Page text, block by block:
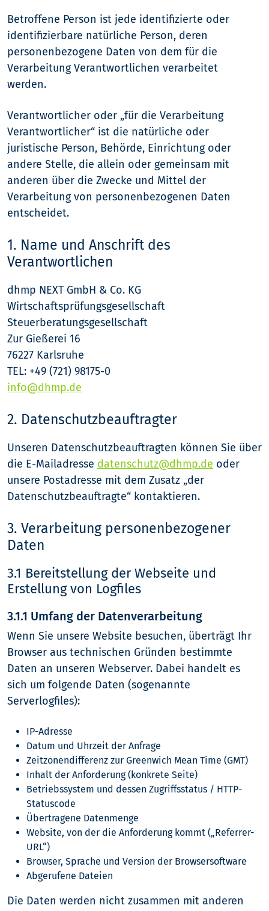
Betroffene Person ist jede identifizierte oder
identifizierbare natürliche Person, deren
personenbezogene Daten von dem für die
Verarbeitung Verantwortlichen verarbeitet
werden.
Verantwortlicher oder „für die Verarbeitung
Verantwortlicher“ ist die natürliche oder
juristische Person, Behörde, Einrichtung oder
andere Stelle, die allein oder gemeinsam mit
anderen über die Zwecke und Mittel der
Verarbeitung von personenbezogenen Daten
entscheidet.
1. Name und Anschrift des
Verantwortlichen
dhmp NEXT GmbH & Co. KG
Wirtschaftsprüfungsgesellschaft
Steuerberatungsgesellschaft
Zur Gießerei 16
76227 Karlsruhe
TEL: +49 (721) 98175-0
info@dhmp.de
2. Datenschutzbeauftragter
Unseren Datenschutzbeauftragten können Sie über
die E-Mailadresse datenschutz@dhmp.de oder
unsere Postadresse mit dem Zusatz „der
Datenschutzbeauftragte“ kontaktieren.
3. Verarbeitung personenbezogener
Daten
3.1 Bereitstellung der Webseite und
Erstellung von Logfiles
3.1.1 Umfang der Datenverarbeitung
Wenn Sie unsere Website besuchen, überträgt Ihr
Browser aus technischen Gründen bestimmte
Daten an unseren Webserver. Dabei handelt es
sich um folgende Daten (sogenannte
Serverlogfiles):
IP-Adresse
Datum und Uhrzeit der Anfrage
Zeitzonendifferenz zur Greenwich Mean Time (GMT)
Inhalt der Anforderung (konkrete Seite)
Betriebssystem und dessen Zugriffsstatus / HTTP-
Statuscode
Übertragene Datenmenge
Website, von der die Anforderung kommt („Referrer-
URL“)
Browser, Sprache und Version der Browsersoftware
Abgerufene Dateien
Die Daten werden nicht zusammen mit anderen